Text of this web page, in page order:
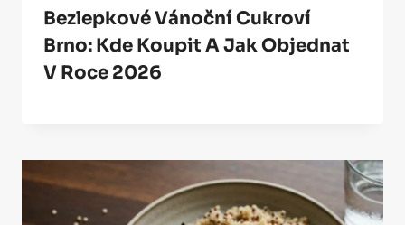
Bezlepkové Vánoční Cukroví
Brno: Kde Koupit A Jak Objednat
V Roce 2026